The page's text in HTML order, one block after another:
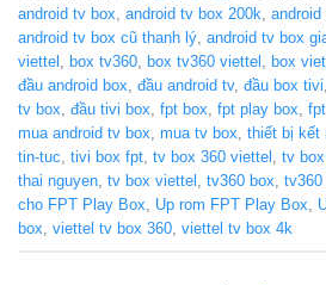
android tv box android tv box 200k
android tv box cũ thanh lý android tv box
viettel
box tv360 box tv360 viettel box
đầu android box đầu android tv, đầu box tivi
tv box đầu tivi box fpt box fpt play box
mua android tv box mua tv box thiết bị kết
tin-tuc tivi box fpt tv box 360 viettel tv
thai nguyen tv box viettel tv360 box tv360
cho FPT Play Box
Up rom FPT Play Box
box viettel tv box 360 viettel tv box 4k